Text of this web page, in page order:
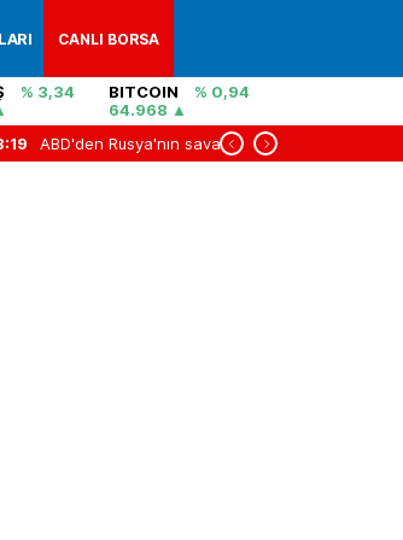
CANLI BORSA
% 3,34
BITCOIN
% 0,94
64.968
ABD'den Rusya'nın savaş finansmanına büyük darbe